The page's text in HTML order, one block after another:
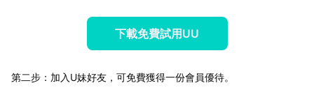
下載免費試用UU
第二步：加入U妹好友，可免費獲得一份會員優待。